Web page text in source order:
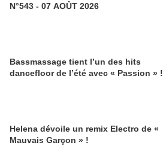
N°543 - 07 AOÛT 2026
Bassmassage tient l’un des hits
dancefloor de l’été avec « Passion » !
Helena dévoile un remix Electro de «
Mauvais Garçon » !